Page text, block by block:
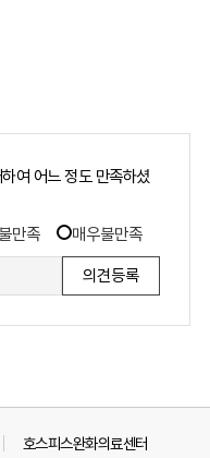
여 어느 정도 만족하셨
만족 매우불만족
호스피스완화의료센터